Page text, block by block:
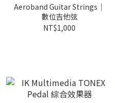
Aeroband Guitar Strings｜
數位吉他弦
NT$1,000